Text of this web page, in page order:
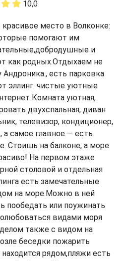
10,0
место в Волконке:
помогают им
и
как родных.Отдыхаем не
Андроника., есть парковка
эллинг. чистые уютные
Комната уютная,
двухспальная, диван
телевизор, кондиционер,
самое главное — есть
Стоишь на балконе, а море
На первом этаже
столовой и отдельная
есть замечательные
на море.Можно в ней
пообедать или поужинать
видами моря
также с видом на
беседки пожарить
рядом,пляжи есть